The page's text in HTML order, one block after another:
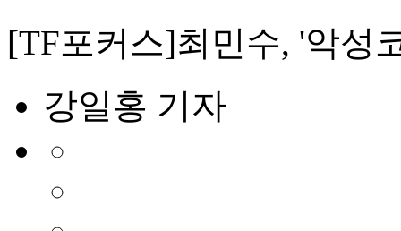
[TF포커스]최민수, '악성
강일홍 기자